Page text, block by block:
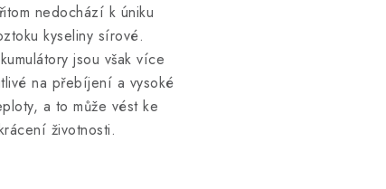
nedochází k úniku
kyseliny sírové.
jsou však více
na přebíjení a vysoké
a to může vést ke
životnosti.